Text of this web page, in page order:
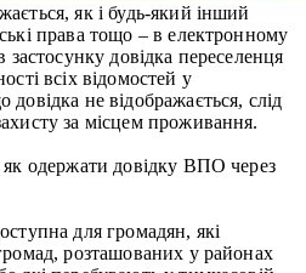
як і будь-який інший
права тощо – в електронному
застосунку довідка переселенця
всіх відомостей у
не відображається, слід
за місцем проживання.
як одержати довідку ВПО через
для громадян, які
розташованих у районах